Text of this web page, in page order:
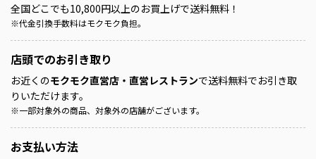
全国どこでも10,800円以上のお買上げで送料無料！
※代金引換手数料はモクモク負担。
店頭でのお引き取り
お近くのモクモク直営店・直営レストランで送料無料でお引き取
りいただけます。
※一部対象外の商品、対象外の店舗がございます。
お支払い方法